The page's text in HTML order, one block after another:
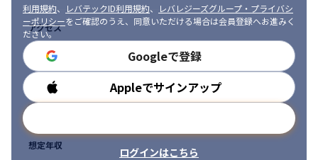
利用規約、 レバテックID利用規約、
レバレジーズグループ・プライバシ
ーポリシーをご確認のうえ、同意いただける場合は会員登録へお進みく
ださい。
Googleで登録
Appleでサインアップ
ログインはこちら
アクセス
勤務時間
想定年収